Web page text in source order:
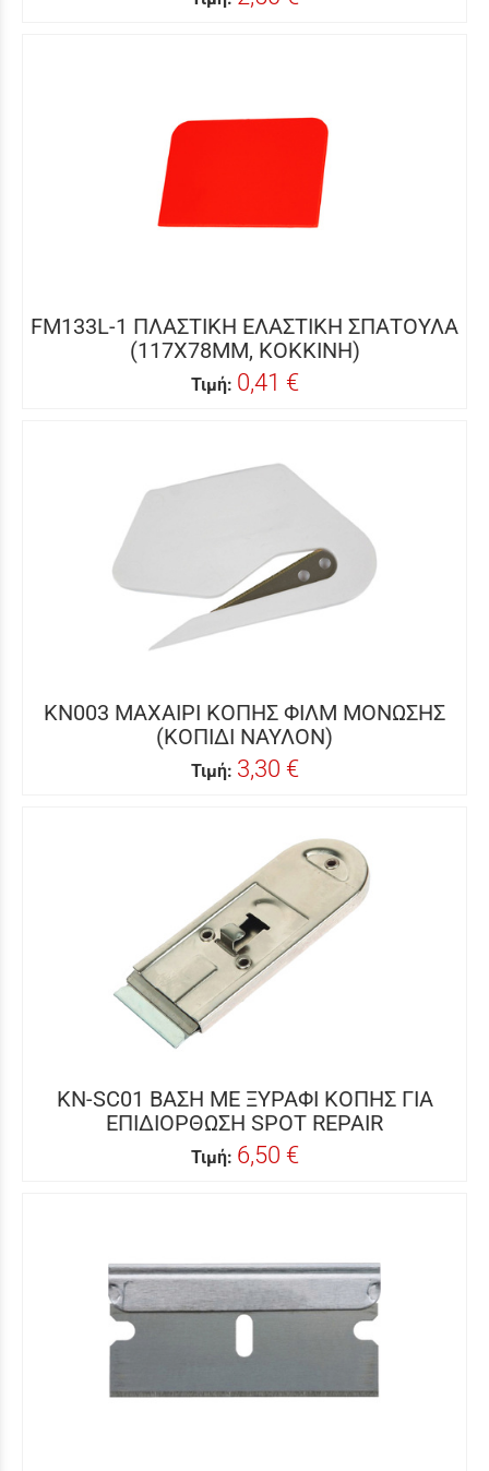
FM133L-1 ΠΛΑΣΤΙΚΗ ΕΛΑΣΤΙΚΗ ΣΠΑΤΟΥΛΑ
(117X78MM, ΚΟΚΚΙΝΗ)
Τιμή: 0,41 €
KN003 ΜΑΧΑΙΡΙ ΚΟΠΗΣ ΦΙΛΜ ΜΟΝΩΣΗΣ
(ΚΟΠΙΔΙ ΝΑΥΛΟΝ)
Τιμή: 3,30 €
KN-SC01 ΒΑΣΗ ΜΕ ΞΥΡΑΦΙ ΚΟΠΗΣ ΓΙΑ
ΕΠΙΔΙΟΡΘΩΣΗ SPOT REPAIR
Τιμή: 6,50 €